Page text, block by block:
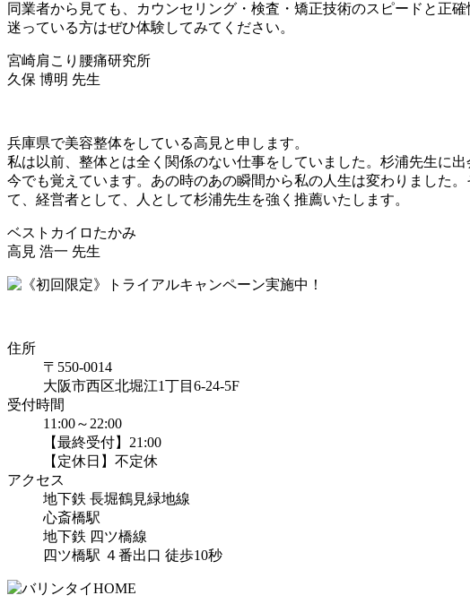
同業者から見ても、カウンセリング・検査・矯正技術のスピードと正確
迷っている方はぜひ体験してみてください。
宮崎肩こり腰痛研究所
久保 博明 先生
兵庫県で美容整体をしている高見と申します。
私は以前、整体とは全く関係のない仕事をしていました。杉浦先生に
今でも覚えています。あの時のあの瞬間から私の人生は変わりました
て、経営者として、人として杉浦先生を強く推薦いたします。
ベストカイロたかみ
高見 浩一 先生
住所
〒550-0014
大阪市西区北堀江1丁目6-24-5F
受付時間
11:00～22:00
【最終受付】21:00
【定休日】不定休
アクセス
地下鉄 長堀鶴見緑地線
心斎橋駅
地下鉄 四ツ橋線
四ツ橋駅 ４番出口 徒歩10秒